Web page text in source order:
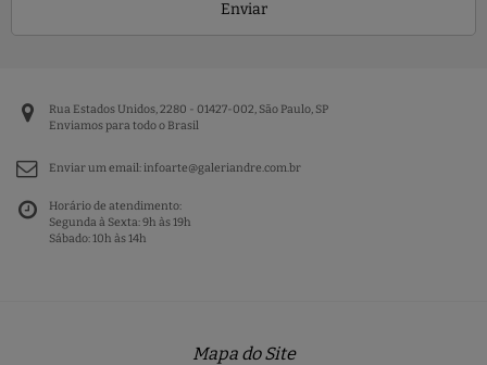
Enviar
Rua Estados Unidos, 2280 - 01427-002, São Paulo, SP
Enviamos para todo o Brasil
Enviar um email:infoarte@galeriandre.com.br
Horário de atendimento:
Segunda à Sexta: 9h às 19h
Sábado: 10h às 14h
Mapa do Site